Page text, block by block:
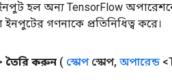
হল অন্য TensorFlow
গণনাকে প্রতিনিধিত্ব করে।
তৈরি করুন ( স্কোপস্কোপ, অপারেন্ড